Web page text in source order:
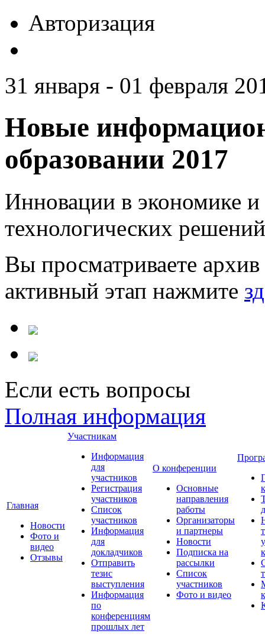
Авторизация
31 января - 01 февраля
Новые
образовании 2017
Инновации в экономике и
технологических
Вы просматриваете
активный этап нажмите
Если есть вопросы
Полная информация
Главная
Новости
Фото и
видео
Отзывы
Участникам
Информация
для
участников
Регистрация
участников
Список
участников
Информация
для
докладчиков
Отправить
тезис
выступления
Информация
по
конференциям
прошлых лет
О конференции
Основные
направления
работы
Организаторы
и партнеры
Новости
Подписка на
рассылки
Список
участников
Фото и видео